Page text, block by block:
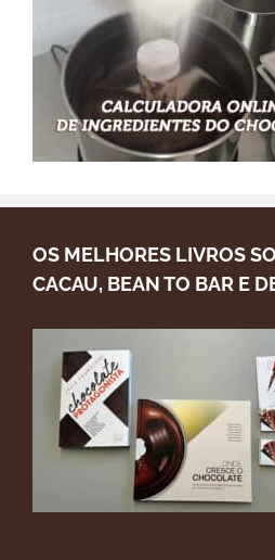
OS MELHORES LIVROS
CACAU, BEAN TO BAR E